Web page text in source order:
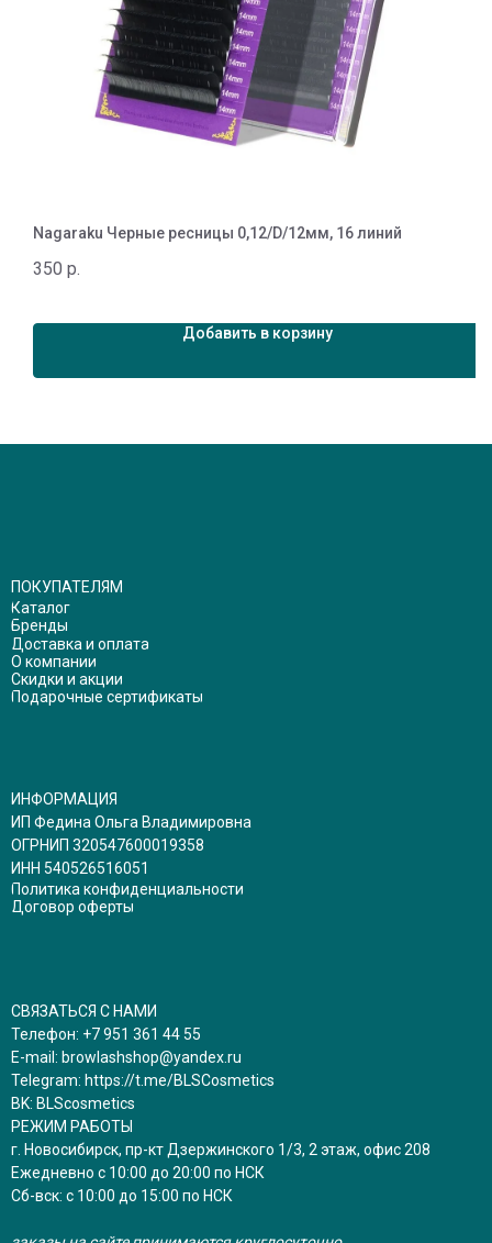
Nagaraku Черные ресницы 0,12/D/12мм, 16 линий
350 р.
Добавить в корзину
ПОКУПАТЕЛЯМ
Каталог
Бренды
Доставка и оплата
О компании
Скидки и акции
Подарочные сертификаты
ИНФОРМАЦИЯ
ИП Федина Ольга Владимировна
ОГРНИП 320547600019358
ИНН 540526516051
Политика конфиденциальности
Договор оферты
СВЯЗАТЬСЯ С НАМИ
Телефон: +7 951 361 44 55
E-mail: browlashshop@yandex.ru
Telegram: https://t.me/BLSCosmetics
BK: BLScosmetics
РЕЖИМ РАБОТЫ
г. Новосибирск, пр-кт Дзержинского 1/3, 2 этаж, офис 208
Ежедневно с 10:00 до 20:00 по НСК
Сб-вск: с 10:00 до 15:00 по НСК